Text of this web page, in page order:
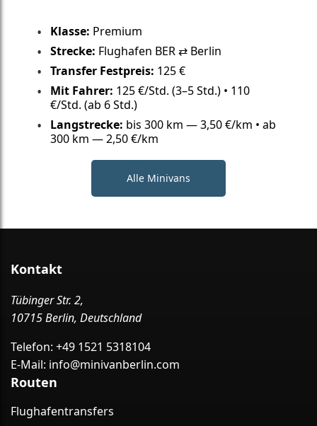
Klasse: Premium
Strecke: Flughafen BER ⇄ Berlin
Transfer Festpreis: 125 €
Mit Fahrer: 125 €/Std. (3–5 Std.) • 110
€/Std. (ab 6 Std.)
Langstrecke: bis 300 km — 3,50 €/km • ab
300 km — 2,50 €/km
Alle Minivans
Kontakt
Tübinger Str. 2,
10715 Berlin, Deutschland
Telefon: +49 1521 5318104
E-Mail: info@minivanberlin.com
Routen
Flughafentransfers